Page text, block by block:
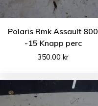
Polaris Rmk Assault 800
-15 Knapp perc
350.00kr